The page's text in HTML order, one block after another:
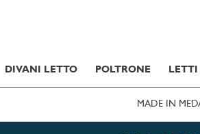
DIVANI LETTO POLTRONE LETTI
MADE IN